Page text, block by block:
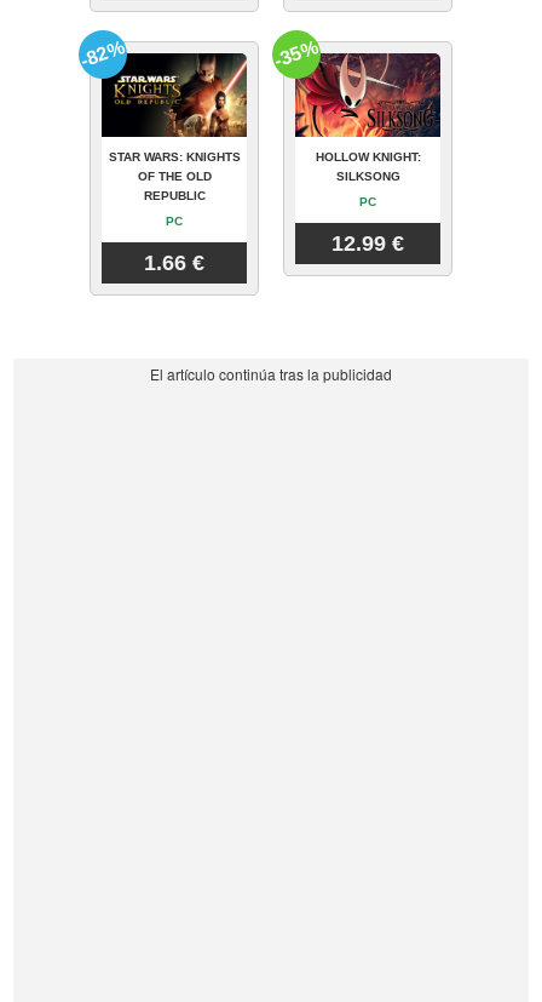
STAR WARS: KNIGHTS
OF THE OLD
REPUBLIC
PC
1.66 €
-82%
HOLLOW KNIGHT:
SILKSONG
PC
12.99 €
-35%